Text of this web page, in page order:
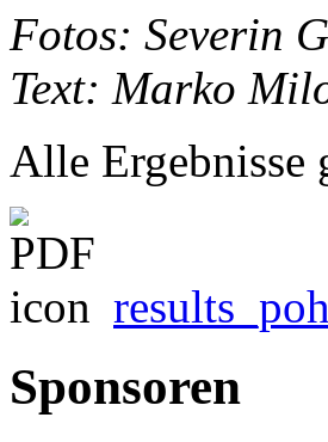
Fotos: Severin
Text: Marko
Alle Ergebnisse
Sponsoren